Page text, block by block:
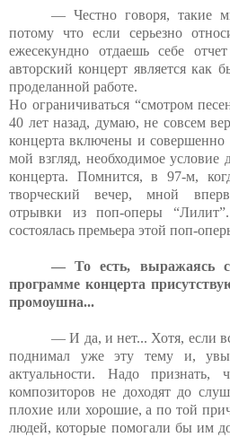
— Честно говоря, такие
потому что если серьезно
ежесекундно отдаешь себе
авторский концерт является
проделанной работе.
Но ограничиваться “смотром
40 лет назад, думаю, не совсем
концерта включены и
мой взгляд, необходимое условие
концерта. Помнится, в 97-м,
творческий вечер, мной
отрывки из поп-оперы
состоялась премьера этой поп-
— То есть, выражаясь
программе концерта
промоушна...
— И да, и нет... Хотя, если
поднимал уже эту тему и,
актуальности. Надо признать,
композиторов не доходят до
плохие или хорошие, а по той
людей, которые помогали бы им